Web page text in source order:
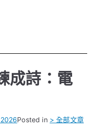
成詩：電
Posted in > 全部文章